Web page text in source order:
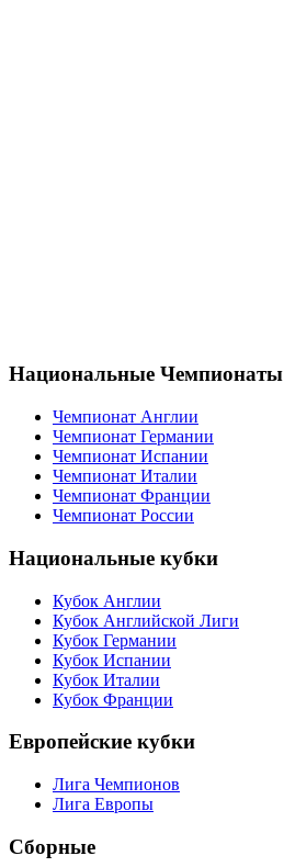
Национальные Чемпионаты
Чемпионат Англии
Чемпионат Германии
Чемпионат Испании
Чемпионат Италии
Чемпионат Франции
Чемпионат России
Национальные кубки
Кубок Англии
Кубок Английской Лиги
Кубок Германии
Кубок Испании
Кубок Италии
Кубок Франции
Европейские кубки
Лига Чемпионов
Лига Европы
Сборные